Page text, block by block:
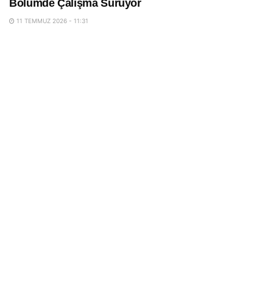
Bölümde Çalışma Sürüyor
11 TEMMUZ 2026 - 11:31